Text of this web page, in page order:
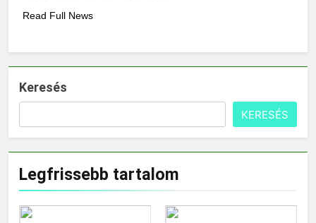
Read Full News
Keresés
KERESÉS
Legfrissebb tartalom